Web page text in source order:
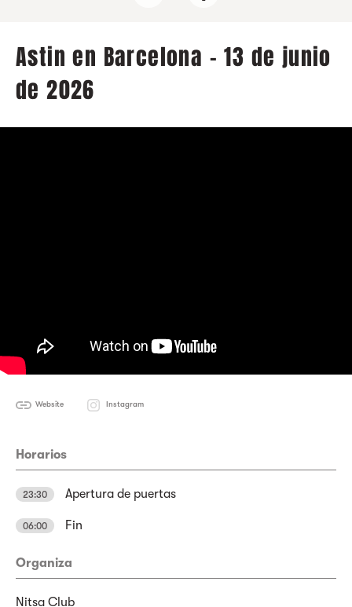
Astin en Barcelona - 13 de junio
de 2026
Website Instagram
Horarios
23:30 Apertura de puertas
06:00 Fin
Organiza
Nitsa Club